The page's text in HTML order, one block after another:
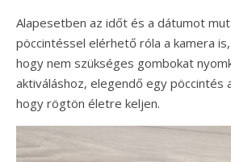
Alapesetben az időt és a dátumot
pöccintéssel elérhető róla a kamera
hogy nem szükséges gombokat
aktiváláshoz, elegendő egy pöccintés
hogy rögtön életre keljen.